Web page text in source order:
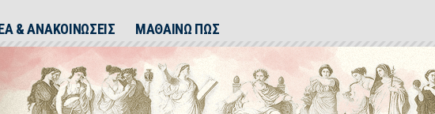
& ΑΝΑΚΟΙΝΩΣΕΙΣ ΜΑΘΑΙΝΩ ΠΩΣ